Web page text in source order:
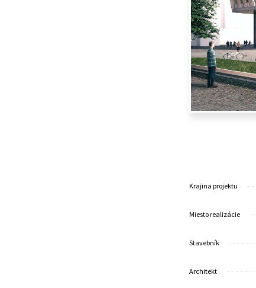
Krajina projektu
Miesto realizácie
Stavebník
Architekt